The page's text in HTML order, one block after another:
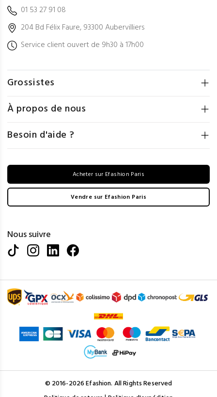
01 53 27 91 08
204 Bd Félix Faure, 93300 Aubervilliers
Service client ouvert de 9h30 à 17h00
Grossistes
À propos de nous
Besoin d'aide ?
Acheter sur Efashion Paris
Vendre sur Efashion Paris
Nous suivre
© 2016-2026 Efashion. All Rights Reserved